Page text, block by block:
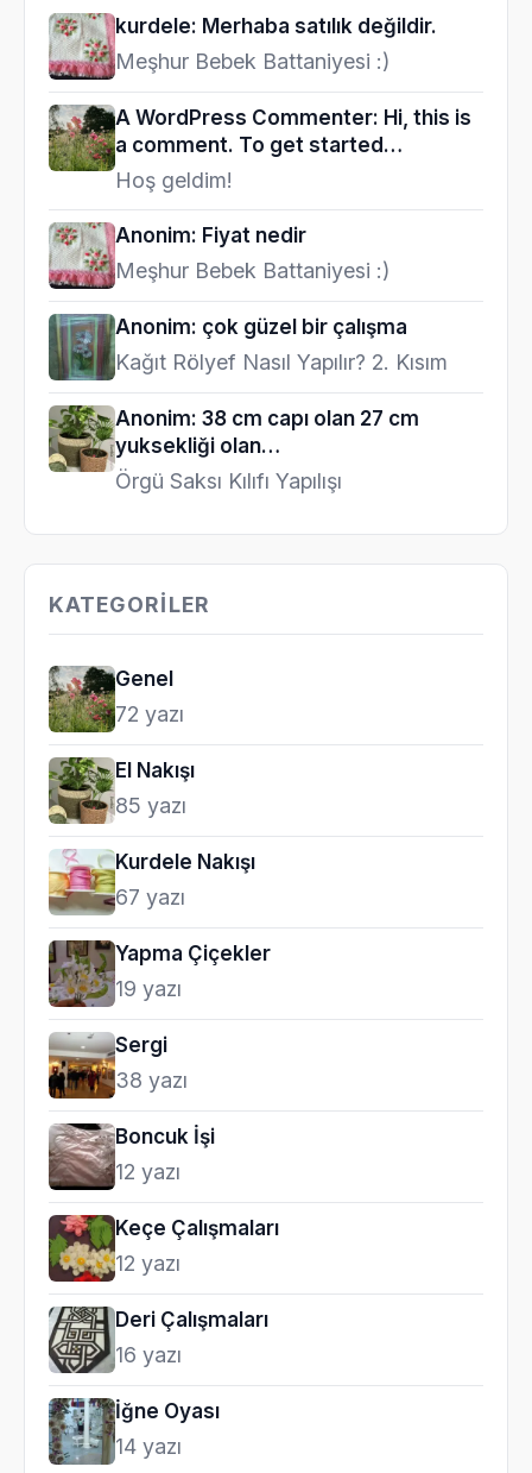
kurdele: Merhaba satılık değildir.
Meşhur Bebek Battaniyesi :)
A WordPress Commenter: Hi, this is
a comment. To get started…
Hoş geldim!
Anonim: Fiyat nedir
Meşhur Bebek Battaniyesi :)
Anonim: çok güzel bir çalışma
Kağıt Rölyef Nasıl Yapılır? 2. Kısım
Anonim: 38 cm capı olan 27 cm
yuksekliği olan…
Örgü Saksı Kılıfı Yapılışı
KATEGORILER
Genel
72 yazı
El Nakışı
85 yazı
Kurdele Nakışı
67 yazı
Yapma Çiçekler
19 yazı
Sergi
38 yazı
Boncuk İşi
12 yazı
Keçe Çalışmaları
12 yazı
Deri Çalışmaları
16 yazı
İğne Oyası
14 yazı